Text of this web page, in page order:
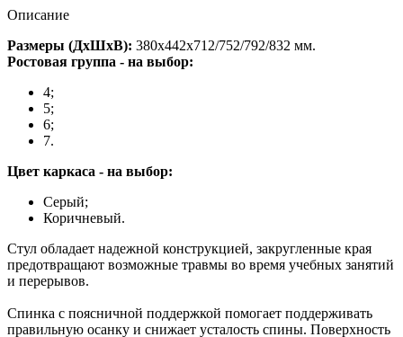
Описание
Размеры (ДхШхВ): 380х442х712/752/792/832 мм.
Ростовая группа - на выбор:
4;
5;
6;
7.
Цвет каркаса - на выбор:
Серый;
Коричневый.
Стул обладает надежной конструкцией, закругленные края
предотвращают возможные травмы во время учебных занятий
и перерывов.
Спинка с поясничной поддержкой помогает поддерживать
правильную осанку и снижает усталость спины. Поверхность